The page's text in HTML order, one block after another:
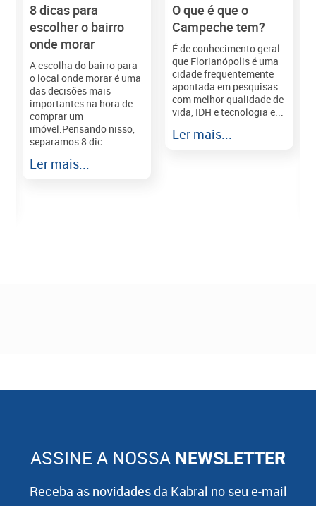
8 dicas para
escolher o bairro
onde morar
A escolha do bairro para
o local onde morar é uma
das decisões mais
importantes na hora de
comprar um
imóvel.Pensando nisso,
separamos 8 dic...
Ler mais...
O que é que o
Campeche tem?
É de conhecimento geral
que Florianópolis é uma
cidade frequentemente
apontada em pesquisas
com melhor qualidade de
vida, IDH e tecnologia e...
Ler mais...
ASSINE A NOSSA NEWSLETTER
Receba as novidades da Kabral no seu e-mail